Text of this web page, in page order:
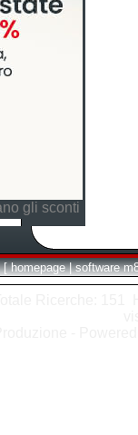
gli sconti
[ homepage | software